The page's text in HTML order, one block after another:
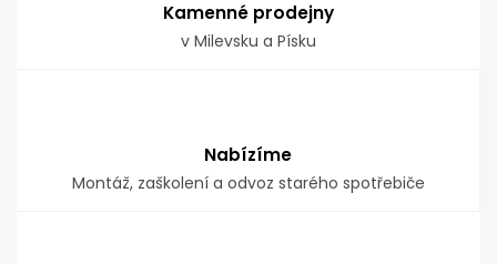
Kamenné prodejny
v Milevsku a Písku
Nabízíme
Montáž, zaškolení a odvoz starého spotřebiče